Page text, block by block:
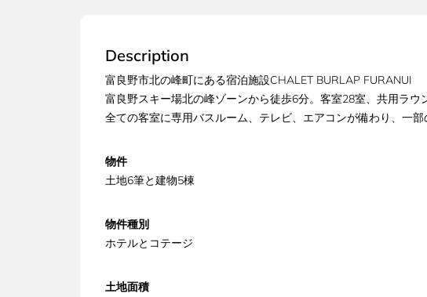
Description
富良野市北の峰町にある宿泊施設CHALET BURLAP FURANUI
富良野スキー場北の峰ゾーンから徒歩6分。客室28室、共用ラウ
全ての客室に専用バスルーム、テレビ、エアコンが備わり、一部
物件
土地6筆と建物5棟
物件種別
ホテルとコテージ
土地面積